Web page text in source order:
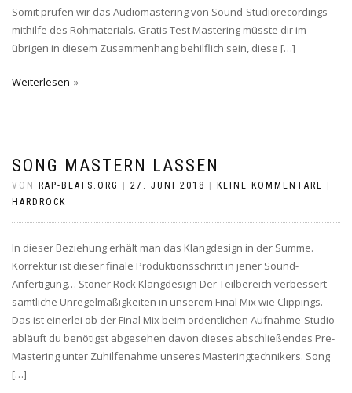
Somit prüfen wir das Audiomastering von Sound-Studiorecordings
mithilfe des Rohmaterials. Gratis Test Mastering müsste dir im
übrigen in diesem Zusammenhang behilflich sein, diese […]
Weiterlesen
SONG MASTERN LASSEN
VON RAP-BEATS.ORG 27. JUNI 2018 KEINE KOMMENTARE
HARDROCK
In dieser Beziehung erhält man das Klangdesign in der Summe.
Korrektur ist dieser finale Produktionsschritt in jener Sound-
Anfertigung… Stoner Rock Klangdesign Der Teilbereich verbessert
sämtliche Unregelmäßigkeiten in unserem Final Mix wie Clippings.
Das ist einerlei ob der Final Mix beim ordentlichen Aufnahme-Studio
abläuft du benötigst abgesehen davon dieses abschließendes Pre-
Mastering unter Zuhilfenahme unseres Masteringtechnikers. Song
[…]